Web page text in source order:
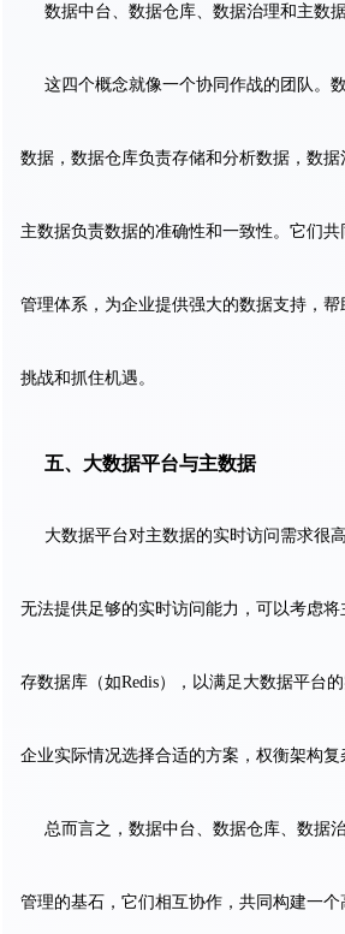
数据中台、数据仓库、数据治理和主数
这四个概念就像一个协同作战的团队。
数据，数据仓库负责存储和分析数据，数据
主数据负责数据的准确性和一致性。它们
管理体系，为企业提供强大的数据支持，
挑战和抓住机遇。
五、大数据平台与主数据
大数据平台对主数据的实时访问需求很
无法提供足够的实时访问能力，可以考虑
存数据库（如Redis），以满足大数据平台
企业实际情况选择合适的方案，权衡架构复
总而言之，数据中台、数据仓库、数据
管理的基石，它们相互协作，共同构建一